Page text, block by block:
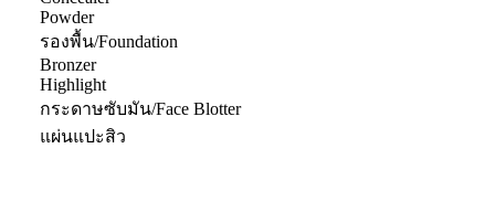
Powder
รองพื้น/Foundation
Bronzer
Highlight
กระดาษซับมัน/Face Blotter
แผ่นแปะสิว